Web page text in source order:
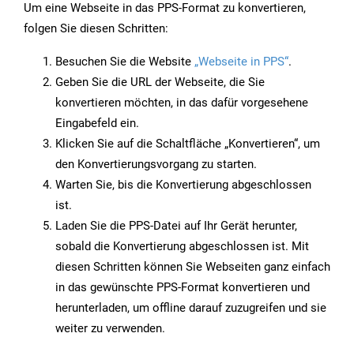
Um eine Webseite in das PPS-Format zu konvertieren,
folgen Sie diesen Schritten:
Besuchen Sie die Website „Webseite in PPS“.
Geben Sie die URL der Webseite, die Sie
konvertieren möchten, in das dafür vorgesehene
Eingabefeld ein.
Klicken Sie auf die Schaltfläche „Konvertieren“, um
den Konvertierungsvorgang zu starten.
Warten Sie, bis die Konvertierung abgeschlossen
ist.
Laden Sie die PPS-Datei auf Ihr Gerät herunter,
sobald die Konvertierung abgeschlossen ist. Mit
diesen Schritten können Sie Webseiten ganz einfach
in das gewünschte PPS-Format konvertieren und
herunterladen, um offline darauf zuzugreifen und sie
weiter zu verwenden.